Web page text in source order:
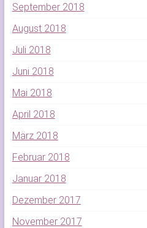
September 2018
August 2018
Juli 2018
Juni 2018
Mai 2018
April 2018
März 2018
Februar 2018
Januar 2018
Dezember 2017
November 2017